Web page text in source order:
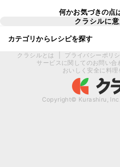
何かお気づきの点
クラシルに
カテゴリからレシピを探す
クラシルとは プライバシーポリ
サービスに関してのお問い合
おいしく安全に料
Copyright© Kurashiru,